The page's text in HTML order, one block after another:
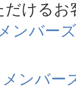
けるお
ンバーズ
ンバー